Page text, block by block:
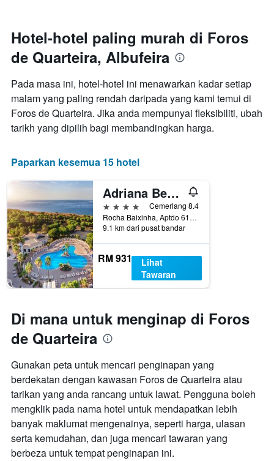
X
yang
memaparkan
hari
sebelum
penginapan
Carta
mempunyai
paksi
Y
yang
harga
purata
bilik
Hotel-hotel paling murah di Foros
de Quarteira, Albufeira
Pada masa ini, hotel-hotel ini menawarkan kadar setiap
malam yang paling rendah daripada yang kami temui di
Foros de Quarteira. Jika anda mempunyai fleksibiliti, ubah
tarikh yang dipilih bagi membandingkan harga.
Paparkan kesemua 15 hotel
Adriana Beach Club Hotel Resort
4 bintang
Cemerlang 8.4
Rocha Baixinha, Aptdo 6115, Albufeira, Faro, Portugal
9.1 km dari pusat bandar
RM 931
Lihat
Tawaran
Di mana untuk menginap di Foros
de Quarteira
Gunakan peta untuk mencari penginapan yang
berdekatan dengan kawasan Foros de Quarteira atau
tarikan yang anda rancang untuk lawat. Pengguna boleh
mengklik pada nama hotel untuk mendapatkan lebih
banyak maklumat mengenainya, seperti harga, ulasan
serta kemudahan, dan juga mencari tawaran yang
berbeza untuk tempat penginapan ini.